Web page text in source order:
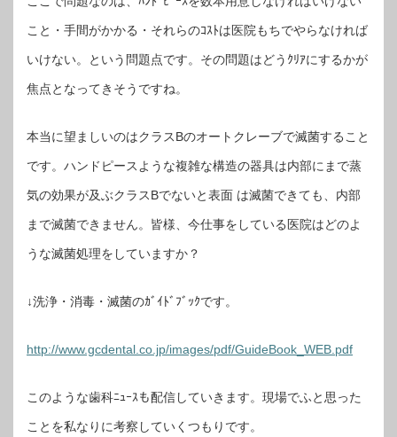
こと・手間がかかる・それらのｺｽﾄは医院もちでやらなければ
いけない。という問題点です。その問題はどうｸﾘｱにするかが
焦点となってきそうですね。
本当に望ましいのはクラスBのオートクレーブで滅菌すること
です。ハンドピースような複雑な構造の器具は内部にまで蒸
気の効果が及ぶクラスBでないと表面 は滅菌できても、内部
まで滅菌できません。皆様、今仕事をしている医院はどのよ
うな滅菌処理をしていますか？
↓洗浄・消毒・滅菌のｶﾞｲﾄﾞﾌﾞｯｸです。
http://www.gcdental.co.jp/images/pdf/GuideBook_WEB.pdf
このような歯科ﾆｭｰｽも配信していきます。現場でふと思った
ことを私なりに考察していくつもりです。